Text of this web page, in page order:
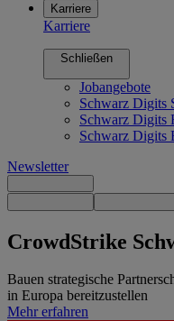
Karriere
Karriere
Schließen
Jobangebote
Schwarz Digits
Schwarz Digits
Schwarz Digits
Newsletter
CrowdStrike
Bauen strategische
in Europa bereitzustellen
Mehr erfahren